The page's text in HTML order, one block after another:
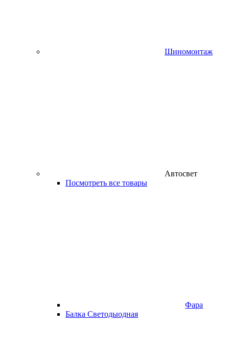
Шиномонтаж
Автосвет
Посмотреть все товары
Фара
Балка Светодыодная